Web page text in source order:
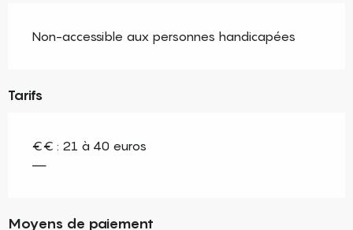
Non-accessible aux personnes handicapées
Tarifs
€€ : 21 à 40 euros
—
Moyens de paiement